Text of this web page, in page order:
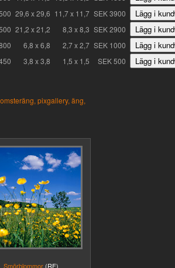
29,6 x 29,6 11,7 x 11,7 SEK 3900
21,2 x 21,2 8,3 x 8,3 SEK 2900
6,8 x 6,8 2,7 x 2,7 SEK 1000
3,8 x 3,8 1,5 x 1,5 SEK 500
pixgallery, äng,
Smörblommor (RF)